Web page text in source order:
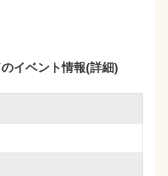
イベント情報(詳細)